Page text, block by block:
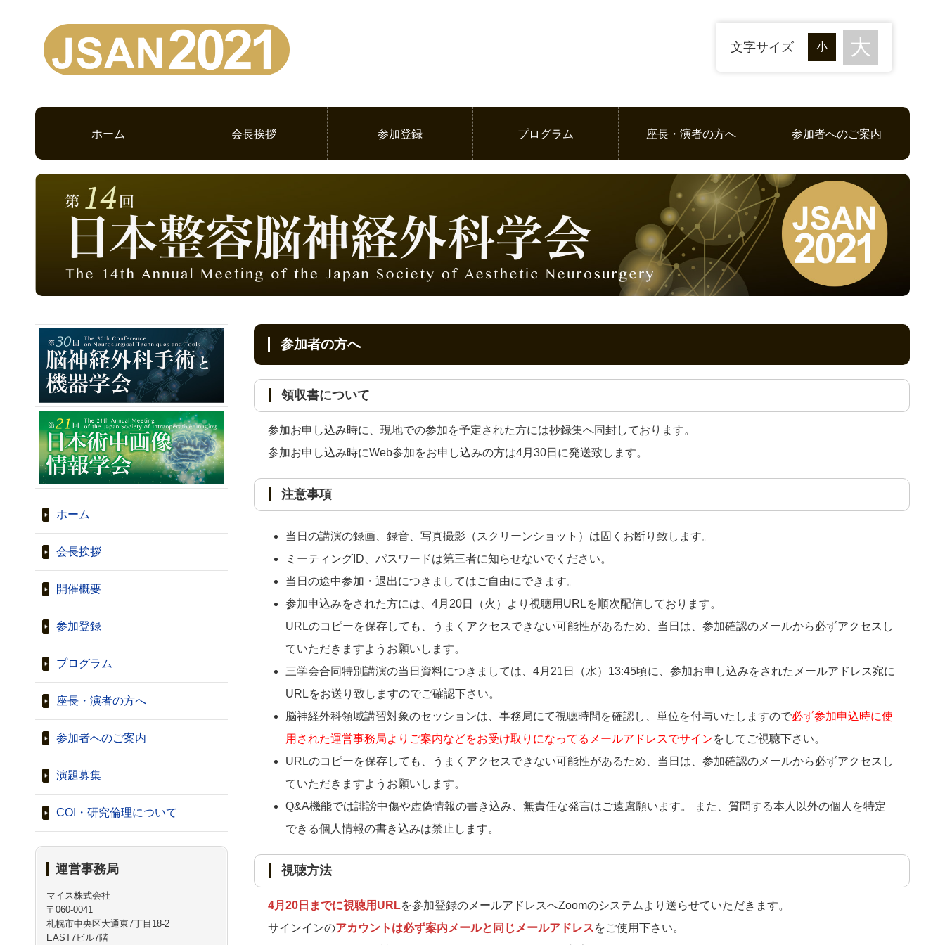
文字サイズ
ホーム 会長挨拶 参加登録 プログラム 座長・演者の方へ 参加者へのご案内
参加者の方へ
領収書について
参加お申し込み時に、現地での参加を予定された方には抄録集へ同封しております。
参加お申し込み時にWeb参加をお申し込みの方は4月30日に発送致します。
注意事項
当日の講演の録画、録音、写真撮影（スクリーンショット）は固くお断り致します。
ミーティングID、パスワードは第三者に知らせないでください。
当日の途中参加・退出につきましてはご自由にできます。
参加申込みをされた方には、4月20日（火）より視聴用URLを順次配信しております。
URLのコピーを保存しても、うまくアクセスできない可能性があるため、当日は、参加確認のメールから必ずアクセスし
ていただきますようお願いします。
三学会合同特別講演の当日資料につきましては、4月21日（水）13:45頃に、参加お申し込みをされたメールアドレス宛に
URLをお送り致しますのでご確認下さい。
脳神経外科領域講習対象のセッションは、事務局にて視聴時間を確認し、単位を付与いたしますので必ず参加申込時に使
用された運営事務局よりご案内などをお受け取りになってるメールアドレスでサインをしてご視聴下さい。
URLのコピーを保存しても、うまくアクセスできない可能性があるため、当日は、参加確認のメールから必ずアクセスし
ていただきますようお願いします。
Q&A機能では誹謗中傷や虚偽情報の書き込み、無責任な発言はご遠慮願います。 また、質問する本人以外の個人を特定
できる個人情報の書き込みは禁止します。
視聴方法
4月20日までに視聴用URLを参加登録のメールアドレスへZoomのシステムより送らせていただきます。
サインインのアカウントは必ず案内メールと同じメールアドレスをご使用下さい。
ホーム
会長挨拶
開催概要
参加登録
プログラム
座長・演者の方へ
参加者へのご案内
演題募集
COI・研究倫理について
運営事務局
マイス株式会社
〒060-0041
札幌市中央区大通東7丁目18-2
EAST7ビル7階